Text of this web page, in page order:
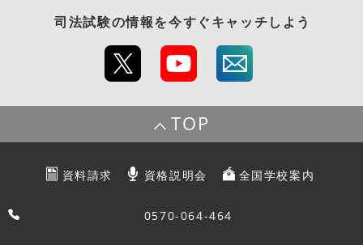
司法試験の情報を今すぐキャッチしよう
TOP
資料請求 資格説明会 全国学校案内
0570-064-464